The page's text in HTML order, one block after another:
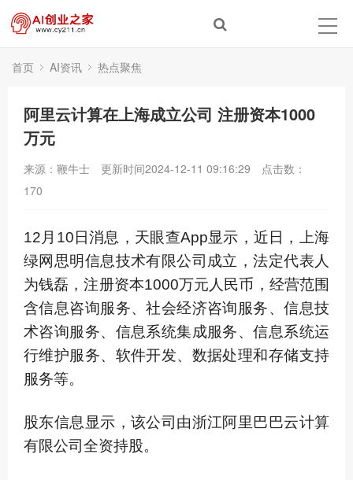
首页 AI资讯 热点聚焦
阿里云计算在上海成立公司 注册资本1000
万元
来源：鞭牛士 更新时间2024-12-11 09:16:29
点击数：
170
12月10日消息，天眼查App显示，近日，上海
绿网思明信息技术有限公司成立，法定代表人
为钱磊，注册资本1000万元人民币，经营范围
含信息咨询服务、社会经济咨询服务、信息技
术咨询服务、信息系统集成服务、信息系统运
行维护服务、软件开发、数据处理和存储支持
服务等。
股东信息显示，该公司由浙江阿里巴巴云计算
有限公司全资持股。